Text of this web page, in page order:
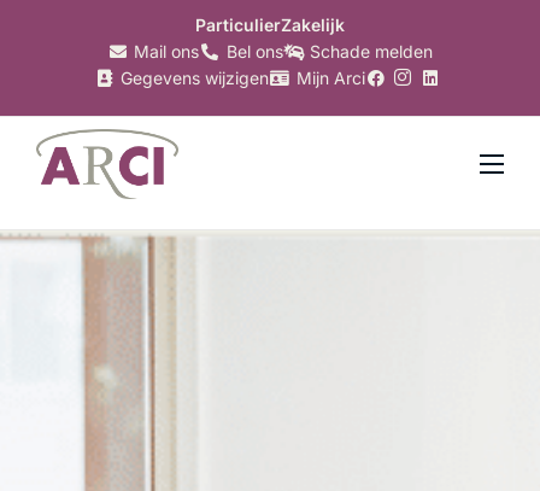
ParticulierZakelijk
Mail ons
Bel ons
Schade melden
Gegevens wijzigen
Mijn Arci
Verzekeringen
Hypotheken